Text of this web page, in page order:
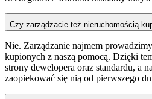
Czy zarządzacie też nieruchomością
Nie. Zarządzanie najmem
kupionych z naszą pomocą. Dzięki
strony dewelopera oraz standardu, a
zaopiekować się nią od pierwszego